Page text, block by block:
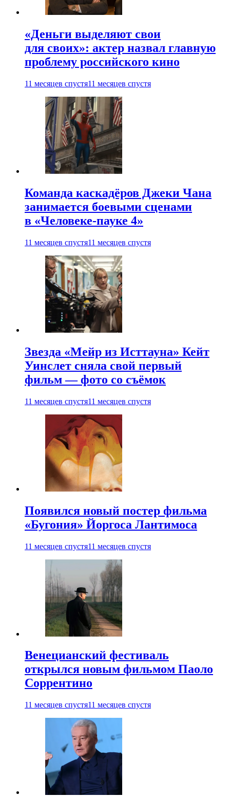
«Деньги выделяют свои
для своих»: актер назвал главную
проблему российского кино
11 месяцев спустя11 месяцев спустя
Команда каскадёров Джеки Чана
занимается боевыми сценами
в «Человеке-пауке 4»
11 месяцев спустя11 месяцев спустя
Звезда «Мейр из Исттауна» Кейт
Уинслет сняла свой первый
фильм — фото со съёмок
11 месяцев спустя11 месяцев спустя
Появился новый постер фильма
«Бугония» Йоргоса Лантимоса
11 месяцев спустя11 месяцев спустя
Венецианский фестиваль
открылся новым фильмом Паоло
Соррентино
11 месяцев спустя11 месяцев спустя